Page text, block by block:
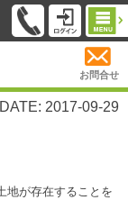
お問合せ
DATE: 2017-09-29
地が存在することを